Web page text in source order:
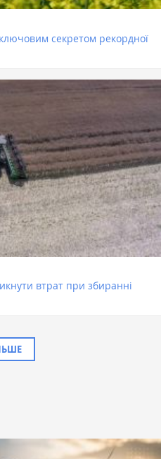
секретом рекордної
втрат при збиранні